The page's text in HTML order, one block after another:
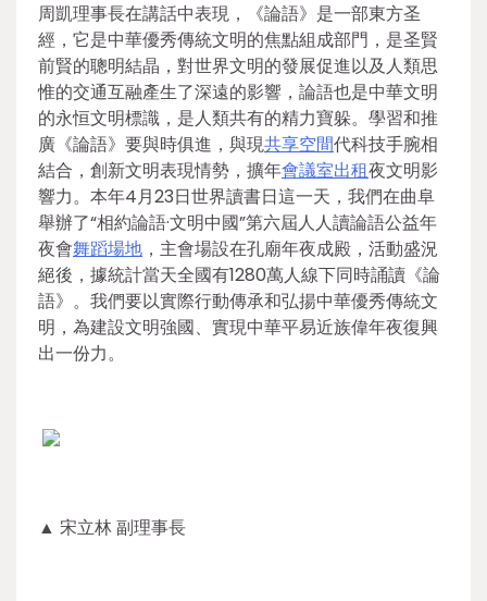
周凱理事長在講話中表現，《論語》是一部東方圣
經，它是中華優秀傳統文明的焦點組成部門，是圣賢
前賢的聰明結晶，對世界文明的發展促進以及人類思
惟的交通互融產生了深遠的影響，論語也是中華文明
的永恒文明標識，是人類共有的精力寶躲。學習和推
廣《論語》要與時俱進，與現共享空間代科技手腕相
結合，創新文明表現情勢，擴年會議室出租夜文明影
響力。本年4月23日世界讀書日這一天，我們在曲阜
舉辦了“相約論語·文明中國”第六屆人人讀論語公益年
夜會舞蹈場地 ，主會場設在孔廟年夜成殿，活動盛況
絕後，據統計當天全國有1280萬人線下同時誦讀《論
語》。我們要以實際行動傳承和弘揚中華優秀傳統文
明，為建設文明強國、實現中華平易近族偉年夜復興
出一份力。
▲ 宋立林 副理事長